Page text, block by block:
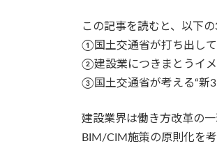
この記事を読むと、以下
①国土交通省が打ち出し
②建設業につきまとうイ
③国土交通省が考える“新
建設業界は働き方改革の
BIM/CIM施策の原則化を考